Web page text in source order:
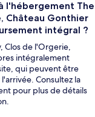
l'hébergement The
Château Gonthier
intégral ?
Clos de l'Orgerie,
intégralement
qui peuvent être
Consultez la
pour plus de détails